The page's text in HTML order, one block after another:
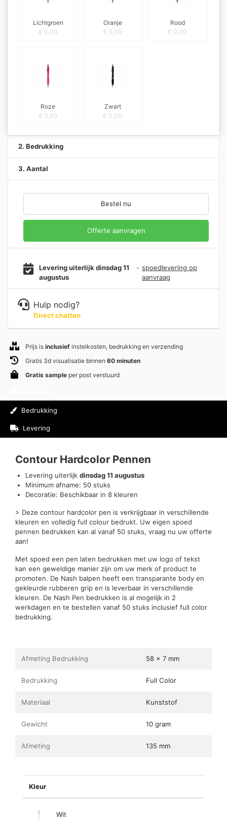
Lichtgroen
€ 0,00
Oranje
€ 0,00
Rood
€ 0,00
Roze
€ 0,00
Zwart
€ 0,00
2. Bedrukking
3. Aantal
Bestel nu
Offerte aanvragen
Levering uiterlijk dinsdag 11
augustus
- spoedlevering op
aanvraag
Hulp nodig?
Direct chatten
Prijs is inclusief instelkosten, bedrukking en verzending
Gratis 3d visualisatie binnen 60 minuten
Gratis sample per post verstuurd
Bedrukking
Levering
Contour Hardcolor Pennen
Levering uiterlijk dinsdag 11 augustus
Minimum afname: 50 stuks
Decoratie: Beschikbaar in 8 kleuren
> Deze contour hardcolor pen is verkrijgbaar in verschillende
kleuren en volledig full colour bedrukt. Uw eigen spoed
pennen bedrukken kan al vanaf 50 stuks, vraag nu uw offerte
aan!
Met spoed een pen laten bedrukken met uw logo of tekst
kan een geweldige manier zijn om uw merk of product te
promoten. De Nash balpen heeft een transparante body en
gekleurde rubberen grip en is leverbaar in verschillende
kleuren. De Nash Pen bedrukken is al mogelijk in 2
werkdagen en te bestellen vanaf 50 stuks inclusief full color
bedrukking.
Afmeting Bedrukking 58 x 7 mm
Bedrukking Full Color
Materiaal Kunststof
Gewicht 10 gram
Afmeting 135 mm
Kleur
Wit